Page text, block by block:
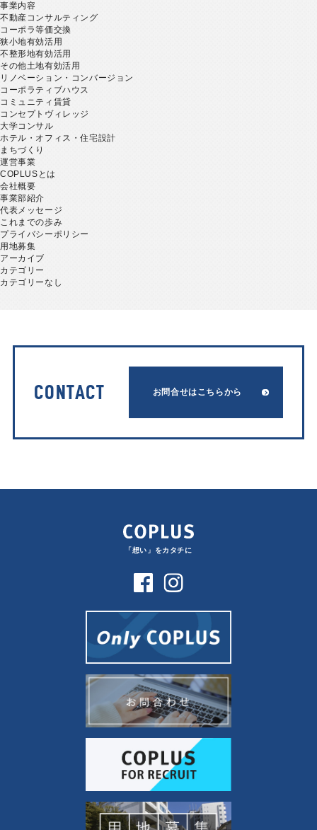
事業内容
不動産コンサルティング
コーポラ等価交換
狭小地有効活用
不整形地有効活用
その他土地有効活用
リノベーション・コンバージョン
コーポラティブハウス
コミュニティ賃貸
コンセプトヴィレッジ
大学コンサル
ホテル・オフィス・住宅設計
まちづくり
運営事業
COPLUSとは
会社概要
事業部紹介
代表メッセージ
これまでの歩み
プライバシーポリシー
用地募集
アーカイブ
カテゴリー
カテゴリーなし
CONTACT お問合せはこちらから
「想い」をカタチに